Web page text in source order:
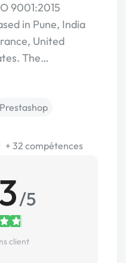
9001:2015
in Pune, India
United
The…
Prestashop
+ 32 compétences
/5
client